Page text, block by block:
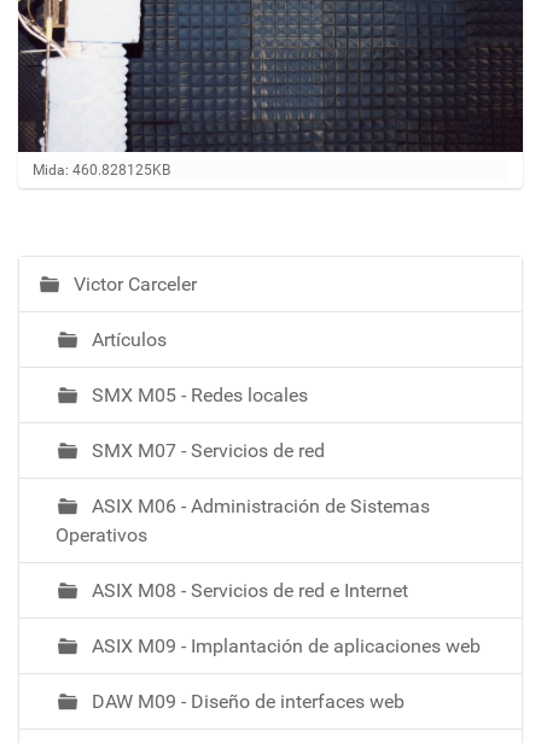
Feu clic per a visualitzar la imatge a mida completa…
Mida: 460.828125KB
N
a
e
a
Victor Carceler
Artículos
SMX M05 - Redes locales
SMX M07 - Servicios de red
ASIX M06 - Administración de Sistemas
Operativos
ASIX M08 - Servicios de red e Internet
ASIX M09 - Implantación de aplicaciones web
DAW M09 - Diseño de interfaces web